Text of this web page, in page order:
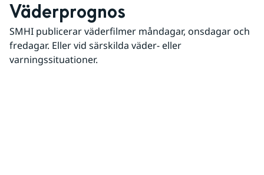
Väderprognos
SMHI publicerar väderfilmer måndagar, onsdagar och
fredagar. Eller vid särskilda väder- eller
varningssituationer.